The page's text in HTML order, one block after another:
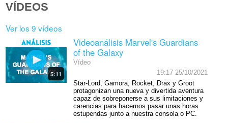
VÍDEOS
Ver los 9 vídeos
5:11
Videoanálisis Marvel's Guardians
of the Galaxy
Vídeo
19:17 25/10/2021
Star-Lord, Gamora, Rocket, Drax y Groot
protagonizan una nueva y divertida aventura
capaz de sobreponerse a sus limitaciones y
carencias para hacernos pasar unas horas
estupendas junto a nuestra consola o PC.